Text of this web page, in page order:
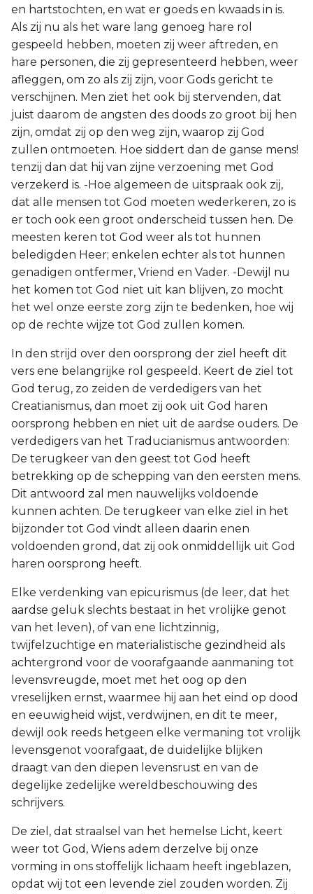
en hartstochten, en wat er goeds en kwaads in is.
Als zij nu als het ware lang genoeg hare rol
gespeeld hebben, moeten zij weer aftreden, en
hare personen, die zij gepresenteerd hebben, weer
afleggen, om zo als zij zijn, voor Gods gericht te
verschijnen. Men ziet het ook bij stervenden, dat
juist daarom de angsten des doods zo groot bij hen
zijn, omdat zij op den weg zijn, waarop zij God
zullen ontmoeten. Hoe siddert dan de ganse mens!
tenzij dan dat hij van zijne verzoening met God
verzekerd is. -Hoe algemeen de uitspraak ook zij,
dat alle mensen tot God moeten wederkeren, zo is
er toch ook een groot onderscheid tussen hen. De
meesten keren tot God weer als tot hunnen
beledigden Heer; enkelen echter als tot hunnen
genadigen ontfermer, Vriend en Vader. -Dewijl nu
het komen tot God niet uit kan blijven, zo mocht
het wel onze eerste zorg zijn te bedenken, hoe wij
op de rechte wijze tot God zullen komen.
In den strijd over den oorsprong der ziel heeft dit
vers ene belangrijke rol gespeeld. Keert de ziel tot
God terug, zo zeiden de verdedigers van het
Creatianismus, dan moet zij ook uit God haren
oorsprong hebben en niet uit de aardse ouders. De
verdedigers van het Traducianismus antwoorden:
De terugkeer van den geest tot God heeft
betrekking op de schepping van den eersten mens.
Dit antwoord zal men nauwelijks voldoende
kunnen achten. De terugkeer van elke ziel in het
bijzonder tot God vindt alleen daarin enen
voldoenden grond, dat zij ook onmiddellijk uit God
haren oorsprong heeft.
Elke verdenking van epicurismus (de leer, dat het
aardse geluk slechts bestaat in het vrolijke genot
van het leven), of van ene lichtzinnig,
twijfelzuchtige en materialistische gezindheid als
achtergrond voor de voorafgaande aanmaning tot
levensvreugde, moet met het oog op den
vreselijken ernst, waarmee hij aan het eind op dood
en eeuwigheid wijst, verdwijnen, en dit te meer,
dewijl ook reeds hetgeen elke vermaning tot vrolijk
levensgenot voorafgaat, de duidelijke blijken
draagt van den diepen levensrust en van de
degelijke zedelijke wereldbeschouwing des
schrijvers.
De ziel, dat straalsel van het hemelse Licht, keert
weer tot God, Wiens adem derzelve bij onze
vorming in ons stoffelijk lichaam heeft ingeblazen,
opdat wij tot een levende ziel zouden worden. Zij